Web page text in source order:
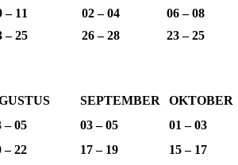
– 11 02 – 04
06 – 08
– 25 26 – 28 23 – 25
SEPTEMBER
OKTOBER
– 05 03 – 05
01 – 03
– 22 17 – 19 15 – 17